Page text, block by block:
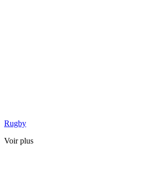
Rugby
Voir plus